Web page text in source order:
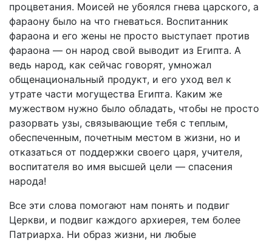
процветания. Моисей не убоялся гнева царского, а
фараону было на что гневаться. Воспитанник
фараона и его жены не просто выступает против
фараона — он народ свой выводит из Египта. А
ведь народ, как сейчас говорят, умножал
общенациональный продукт, и его уход вел к
утрате части могущества Египта. Каким же
мужеством нужно было обладать, чтобы не просто
разорвать узы, связывающие тебя с теплым,
обеспеченным, почетным местом в жизни, но и
отказаться от поддержки своего царя, учителя,
воспитателя во имя высшей цели — спасения
народа!
Все эти слова помогают нам понять и подвиг
Церкви, и подвиг каждого архиерея, тем более
Патриарха. Ни образ жизни, ни любые